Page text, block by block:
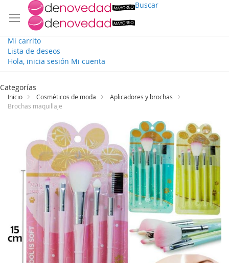
Buscar
Mi carrito
Lista de deseos
Hola, inicia sesión Mi cuenta
Ir
contenido
Categorías
Inicio Cosméticos de moda
Aplicadores y brochas
Brochas maquillaje
galería
imágenes